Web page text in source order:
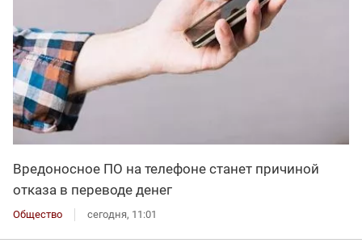
Вредоносное ПО на телефоне станет причиной
отказа в переводе денег
Общество сегодня, 11:01